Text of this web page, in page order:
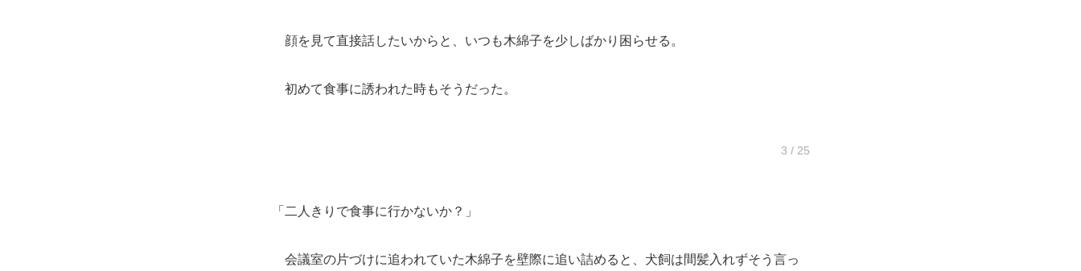
顔を見て直接話したいからと、いつも木綿子を少しばかり困らせる。
初めて食事に誘われた時もそうだった。
3 / 25
「二人きりで食事に行かないか？」
会議室の片づけに追われていた木綿子を壁際に追い詰めると、犬飼は間髪入れずそう言っ